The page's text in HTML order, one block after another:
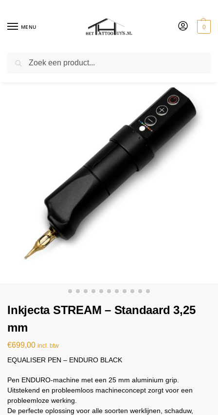
MENU 0
Inkjecta STREAM – Standaard 3,25
mm
€699,00 incl. btw
EQUALISER PEN – ENDURO BLACK
Pen ENDURO-machine met een 25 mm aluminium grip.
Uitstekend en probleemloos machineconcept zorgt voor een
probleemloze werking.
De perfecte oplossing voor alle soorten werklijnen, schaduw,